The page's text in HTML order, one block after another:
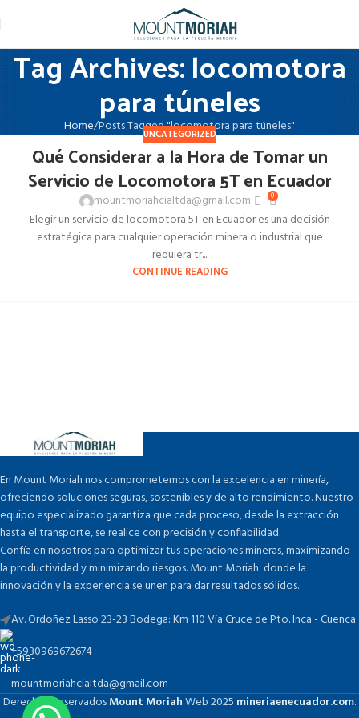
Tag Archives: locomotora
para túneles
Home Posts Tagged "locomotora para túneles"
UNCATEGORIZED
Qué Considerar a la Hora de Tomar un
Servicio de Locomotora 5T en Ecuador
mountmoriahcialtda@gmail.com 0
Elegir un servicio de locomotora 5T en Ecuador es una decisión
estratégica para cualquier operación minera o industrial que
requiera tr...
CONTINUE READING
En Mount Moriah nos comprometemos con la excelencia en minería,
ofreciendo soluciones seguras, sostenibles y de alto rendimiento. Nuestro
equipo especializado garantiza que cada proceso, desde la extracción
hasta el transporte, se realice con precisión y confiabilidad.
Confía en nosotros para optimizar tus operaciones mineras, maximizando
la productividad y minimizando riesgos. Mount Moriah: donde la
innovación y la experiencia se unen para dar resultados sólidos.
Av. Ordoñez Lasso 23-23 Bodega: Km 110 Vía Cruce de Pto. Inca - Cuenca
+5930969672674
mountmoriahcialtda@gmail.com
Derechos ReservadosMount MoriahWeb2025 mineriaenecuador.com.